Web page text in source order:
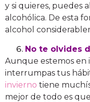
y si quieres, puedes
alcohólica. De esta
alcohol
No te olvides
Aunque estemos en
interrumpas tus
invierno tiene
mejor de todo es